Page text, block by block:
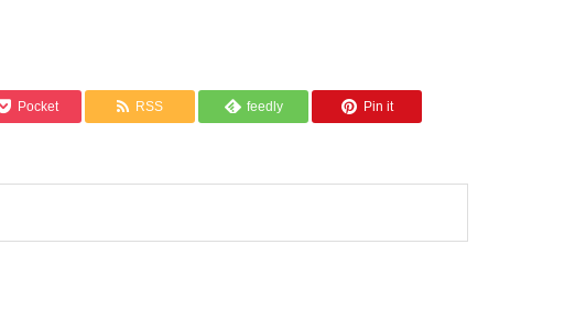
Pocket RSS feedly Pin it